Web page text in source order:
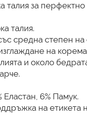
талия за
талия.
средна степен на
на
и около
6% Памук.
на етикета